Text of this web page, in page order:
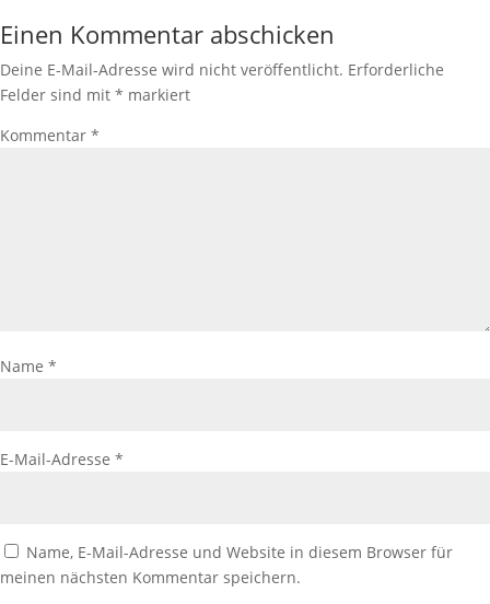
Einen Kommentar abschicken
Deine E-Mail-Adresse wird nicht veröffentlicht. Erforderliche
Felder sind mit * markiert
Kommentar *
Name *
E-Mail-Adresse *
Name, E-Mail-Adresse und Website in diesem Browser für
meinen nächsten Kommentar speichern.